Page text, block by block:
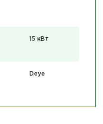
15 кВт
Deye